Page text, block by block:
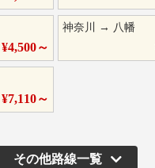
¥4,500～
神奈川 → 八幡
¥7,110～
その他路線一覧